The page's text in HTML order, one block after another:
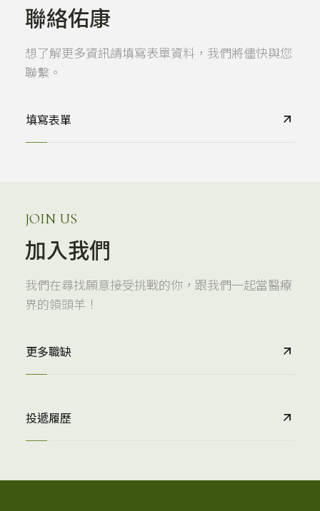
聯絡佑康
想了解更多資訊請填寫表單資料，我們將儘快與您
聯繫。
填寫表單
JOIN US
加入我們
我們在尋找願意接受挑戰的你，跟我們一起當醫療
界的領頭羊！
更多職缺
投遞履歷